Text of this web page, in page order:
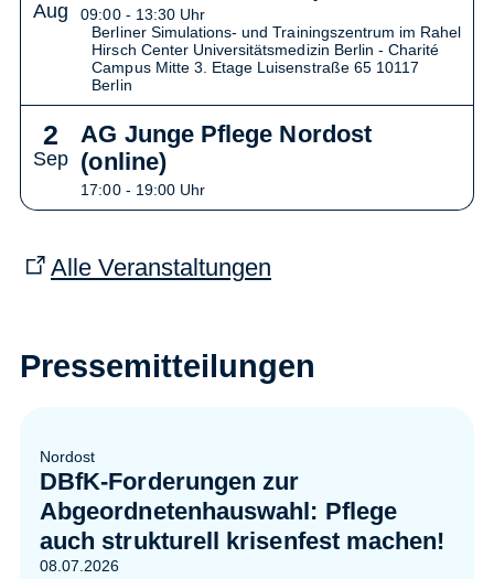
Aug
09:00 - 13:30 Uhr
Berliner Simulations- und Trainingszentrum im Rahel
Hirsch Center Universitätsmedizin Berlin - Charité
Campus Mitte 3. Etage Luisenstraße 65 10117
Berlin
2
Sep
AG Junge Pflege Nordost
(online)
17:00 - 19:00 Uhr
Alle Veranstaltungen
Pressemitteilungen
Nordost
DBfK-Forderungen zur
Abgeordnetenhauswahl: Pflege
auch strukturell krisenfest machen!
08.07.2026